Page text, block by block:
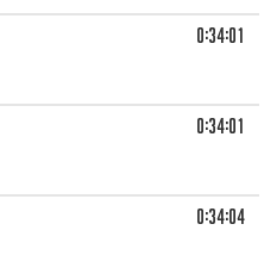
0:34:01
0:34:01
0:34:04